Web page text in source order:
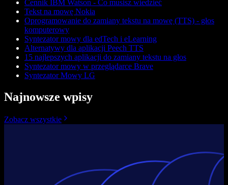
Cennik IBM Watson - Co musisz wiedzieć
Tekst na mowę Nokia
Oprogramowanie do zamiany tekstu na mowę (TTS) - głos
komputerowy
Syntezator mowy dla edTech i eLearning
Alternatywy dla aplikacji Peech TTS
15 najlepszych aplikacji do zamiany tekstu na głos
Syntezator mowy w przeglądarce Brave
Syntezator Mowy LG
Najnowsze wpisy
Zobacz wszystkie